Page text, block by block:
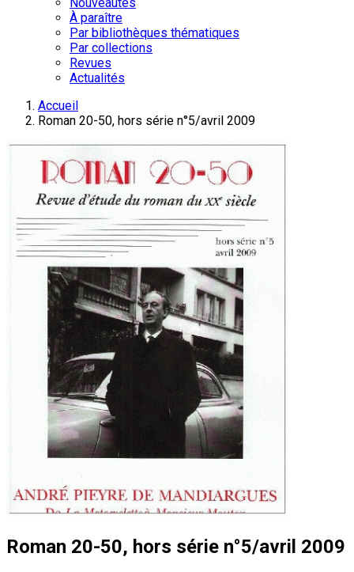
À paraître
Par bibliothèques thématiques
Par collections
Revues
Actualités
Accueil
Roman 20-50, hors série n°5/avril 2009
Roman 20-50, hors série n°5/avril 2009